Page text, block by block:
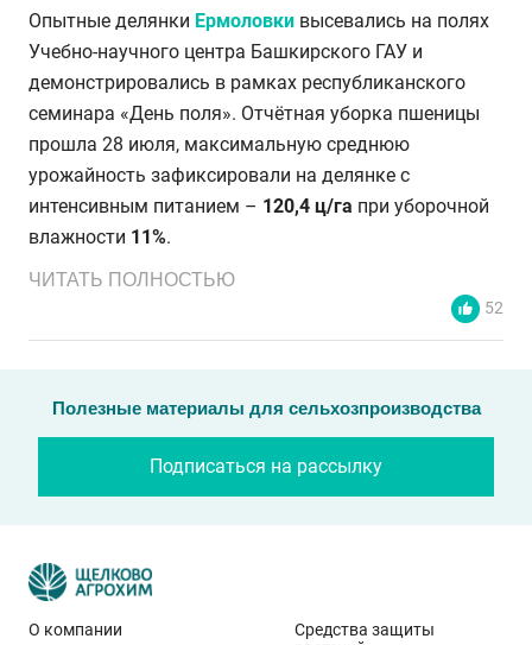
Опытные делянки Ермоловки высевались на полях
Учебно-научного центра Башкирского ГАУ и
демонстрировались в рамках республиканского
семинара «День поля». Отчётная уборка пшеницы
прошла 28 июля, максимальную среднюю
урожайность зафиксировали на делянке с
интенсивным питанием – 120,4 ц/га при уборочной
влажности 11%.
ЧИТАТЬ ПОЛНОСТЬЮ
52
Полезные материалы для сельхозпроизводства
Подписаться на рассылку
О компании
Средства защиты